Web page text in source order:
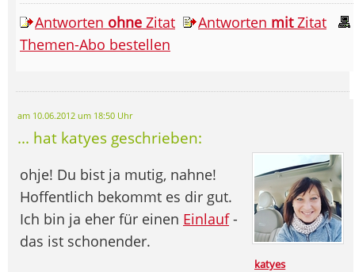
Antworten ohne Zitat Antworten mitZitat
Themen-Abo bestellen
am 10.06.2012 um 18:50 Uhr
... hat katyes geschrieben:
katyes
ohje! Du bist ja mutig, nahne!
Hoffentlich bekommt es dir gut.
Ich bin ja eher für einen Einlauf-
das ist schonender.